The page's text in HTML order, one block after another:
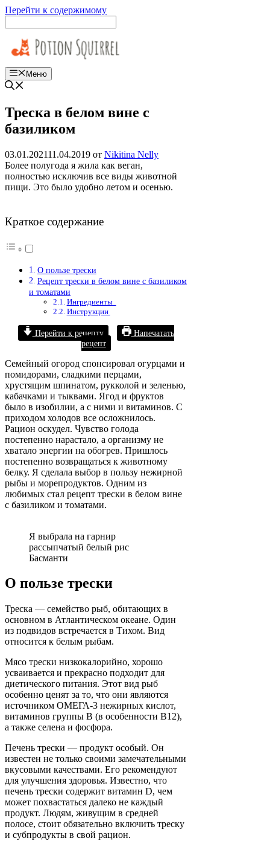
Перейти к содержимому
Меню
Треска в белом вине с
базиликом
03.01.202111.04.2019 от Nikitina Nelly
Более полугода я жила как веган,
полностью исключив все виды животной
пищи. Это было удобно летом и осенью.
Краткое содержание
О пользе трески
Рецепт трески в белом вине с базиликом
и томатами
Ингредиенты
Инструкции
Перейти к рецепту
Напечатать
рецепт
Семейный огород спонсировал огурцами и
помидорами, сладкими перцами,
хрустящим шпинатом, рукколой и зеленью,
кабачками и тыквами. Ягод и фруктов
было в изобилии, а с ними и витаминов. С
приходом холодов все осложнилось.
Рацион оскудел. Чувство голода
постепенно нарастало, а организму не
хватало энергии на обогрев. Пришлось
постепенно возвращаться к животному
белку. Я сделала выбор в пользу нежирной
рыбы и морепродуктов. Одним из
любимых стал рецепт трески в белом вине
с базиликом и томатами.
Я выбрала на гарнир
рассыпчатый белый рис
Басманти
О пользе трески
Треска — семейство рыб, обитающих в
основном в Атлантическом океане. Один
из подвидов встречается в Тихом. Вид
относится к белым рыбам.
Мясо трески низкокалорийно, хорошо
усваивается и прекрасно подходит для
диетического питания. Этот вид рыб
особенно ценят за то, что они являются
источником ОМЕГА-3 нежирных кислот,
витаминов группы В (в особенности В12),
а также селена и фосфора.
Печень трески — продукт особый. Он
известен не только своими замечательными
вкусовыми качествами. Его рекомендуют
для улучшения здоровья. Известно, что
печень трески содержит витамин D, чем
может похвастаться далеко не каждый
продукт. Людям, живущим в средней
полосе, стоит обязательно включить треску
и субпродукты в свой рацион.